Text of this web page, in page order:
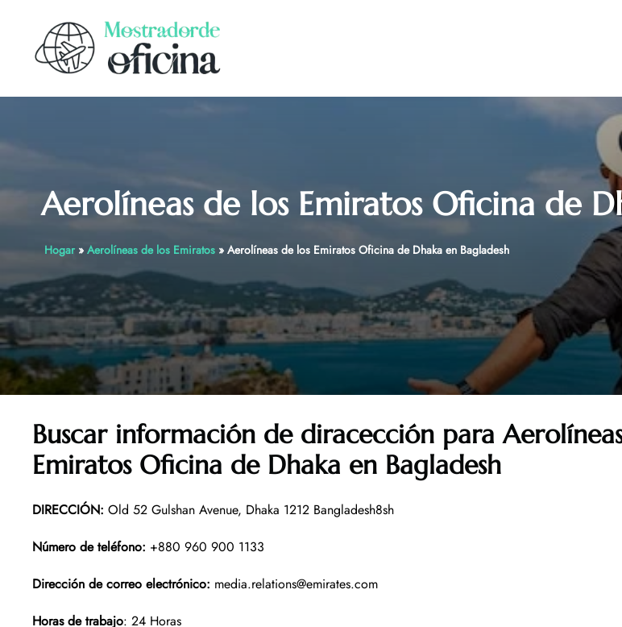
content
Aerolíneas de los Emiratos Oficina de
Hogar» Aerolíneas de los Emiratos» Aerolíneas de los Emiratos Oficina de Dhaka en Bagladesh
Buscar información de diracección para
Emiratos Oficina de Dhaka en Bagladesh
DIRECCIÓN: Old 52 Gulshan Avenue, Dhaka 1212 Bangladesh8sh
Número de teléfono: +880 960 900 1133
Dirección de correo electrónico: media.relations@emirates.com
Horas de trabajo: 24 Horas